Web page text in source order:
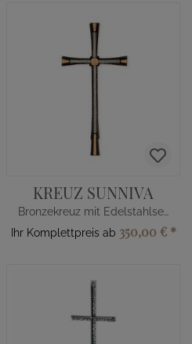
KREUZ SUNNIVA
Bronzekreuz mit Edelstahlseilen
Ihr Komplettpreis ab 350,00 € *